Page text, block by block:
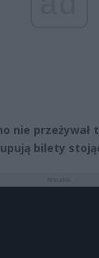
nie przeżywał
bilety